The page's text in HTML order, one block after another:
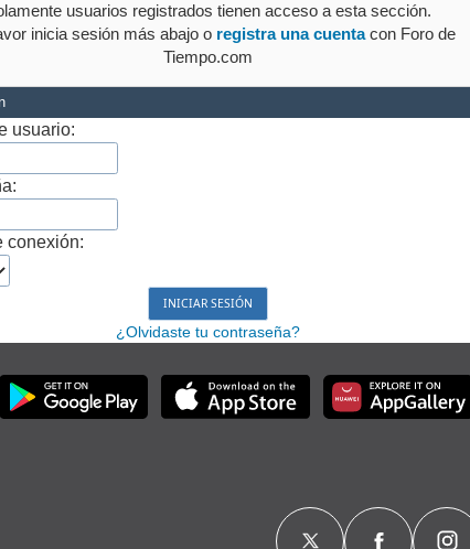
usuarios registrados tienen acceso a esta sección.
inicia sesión más abajo o registra una cuentacon Foro de
Tiempo.com
usuario:
conexión:
¿Olvidaste tu contraseña?